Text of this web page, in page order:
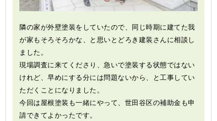
隣の家が外壁塗装をしていたので、同じ時期に建てた我
が家もそろそろかな、と思いとどろき建装さんに相談し
ました。
現場調査に来てくださり、急いで塗装する状態ではない
けれど、早めにする分には問題ないから、と工事してい
ただくことになりました。
今回は屋根塗装も一緒にやって、世田谷区の補助金も申
請できてよかったです。